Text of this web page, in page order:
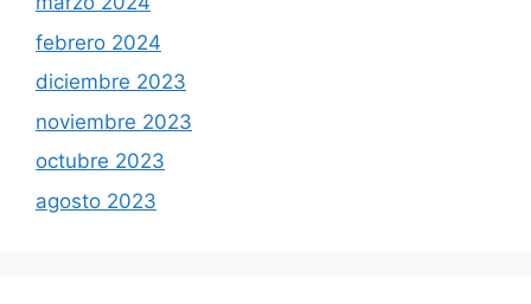
febrero 2024
diciembre 2023
noviembre 2023
octubre 2023
agosto 2023